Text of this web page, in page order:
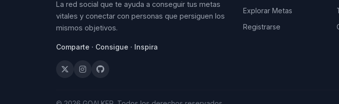
La red social que te ayuda a conseguir tus metas
vitales y conectar con personas que persiguen los
mismos objetivos.
Comparte · Consigue · Inspira
Explorar Metas
Registrarse